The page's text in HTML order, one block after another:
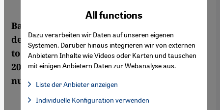
Back before the pandemic, millions of
devout Muslims conducted the pilgrimage
to the holy city of Mecca in Saudi Arabia in
2019. The organisers are expecting similar
numbers this year. By Janina Semenova
All functions
Dazu verarbeiten wir Daten auf unseren eigenen
Systemen. Darüber hinaus integrieren wir von externen
Anbietern Inhalte wie Videos oder Karten und tauschen
mit einigen Anbietern Daten zur Webanalyse aus.
Liste der Anbieter anzeigen
Facebook Embed / Facebook Connect, Google Maps Embed,
Facebook Embed / Facebook Connect
Individuelle Konfiguration verwenden